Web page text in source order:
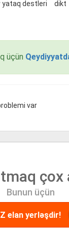
yataq destleri dikt
üçün
var
çox
Bunun üçün
elan yerləşdir!